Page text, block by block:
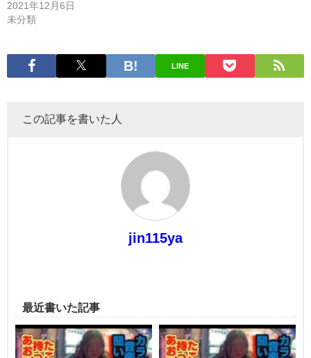
2021年12月6日
未分類
LINE
この記事を書いた人
jin115ya
最近書いた記事